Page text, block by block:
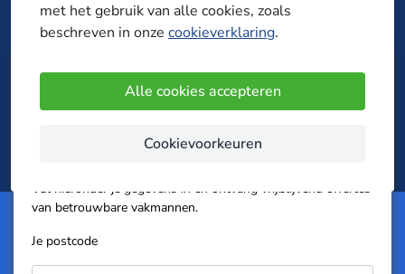
met het gebruik van alle cookies, zoals
beschreven in onze cookieverklaring.
Alle cookies accepteren
Cookievoorkeuren
1
Omschrijving
Makkelijk en snel vergelijken!
Vul hieronder je gegevens in en ontvang vrijblijvend offertes
van betrouwbare vakmannen.
Je postcode